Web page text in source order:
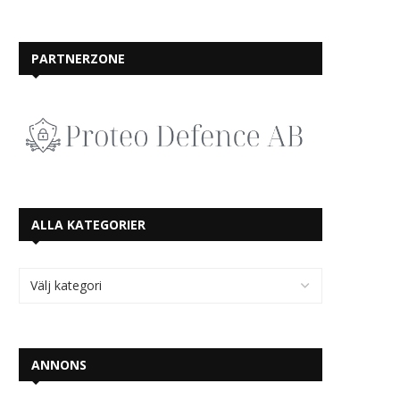
PARTNERZONE
ALLA KATEGORIER
ANNONS